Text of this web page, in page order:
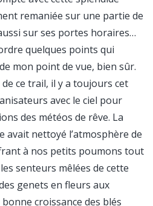
remaniée sur une partie de
sur ses portes horaires…
quelques points qui
mon point de vue, bien sûr.
ce trail, il y a toujours cet
avec le ciel pour
des météos de rêve. La
avait nettoyé l’atmosphère de
à nos petits poumons tout
senteurs mêlées de cette
genets en fleurs aux
croissance des blés